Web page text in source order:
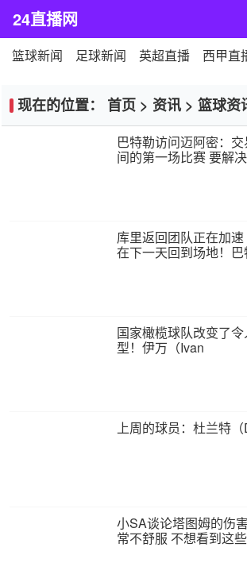
24直播网
篮球新闻 足球新闻 英超直播 西甲直
现在的位置： 首页 > 资讯 > 篮球资
巴特勒访问迈阿密：
间的第一场比赛 要解
库里返回团队正在加
在下一天回到场地！
国家橄榄球队改变了
型！伊万（Ivan
上周的球员：杜兰特
小SA谈论塔图姆的伤
常不舒服 不想看到这